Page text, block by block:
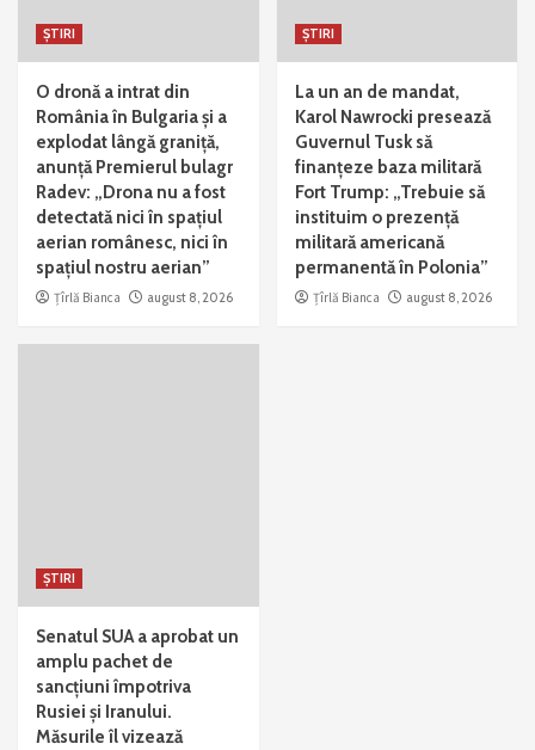
ȘTIRI
O dronă a intrat din
România în Bulgaria și a
explodat lângă graniță,
anunță Premierul bulagr
Radev: „Drona nu a fost
detectată nici în spațiul
aerian românesc, nici în
spațiul nostru aerian”
Țîrlă Bianca august 8, 2026
ȘTIRI
La un an de mandat,
Karol Nawrocki presează
Guvernul Tusk să
finanțeze baza militară
Fort Trump: „Trebuie să
instituim o prezență
militară americană
permanentă în Polonia”
Țîrlă Bianca august 8, 2026
ȘTIRI
Senatul SUA a aprobat un
amplu pachet de
sancțiuni împotriva
Rusiei și Iranului.
Măsurile îl vizează